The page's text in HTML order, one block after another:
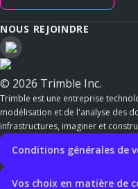
NOUS REJOINDRE
© 2026 Trimble Inc.
Trimble est une entreprise
modélisation et de l'analyse des
infrastructures, imaginer et
Conditions générales de
Vos choix en matière de